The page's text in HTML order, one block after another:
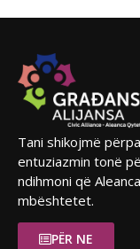
Tani shikojmë
entuziazmin tonë
ndihmoni që
mbështetet.
PËR NE